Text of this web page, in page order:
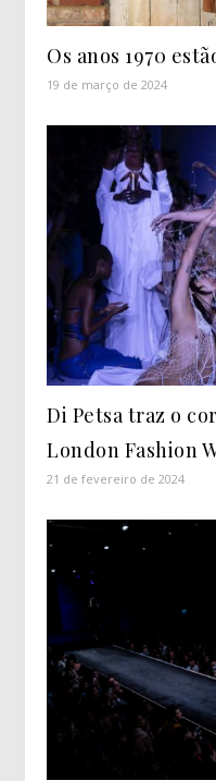
Os anos 1970
19 de março de 2024
Di Petsa traz o
London Fashion
21 de fevereiro de 2024